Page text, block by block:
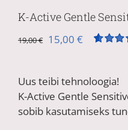
K-Active Gentle
19,00€ Algne
19,00 €.
15,00 €Praegune
15,00 €.
põhjal
Uus teibi tehnoloogia!
K-Active Gentle
sobib kasutamiseks